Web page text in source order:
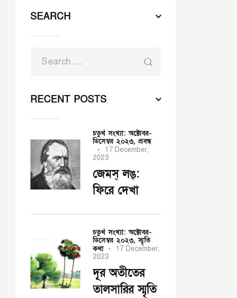
SEARCH
RECENT POSTS
চতুর্থ সংখ্যা: অক্টোবর-
ডিসেম্বর ২০২৩,প্রবন্ধ
17 December,
2023
জেমস্ লঙ্:
ফিরে দেখা
চতুর্থ সংখ্যা: অক্টোবর-
ডিসেম্বর ২০২৩,স্মৃতি
কথা
17 December,
2023
দূর অতীতের
তালসারির স্মৃতি